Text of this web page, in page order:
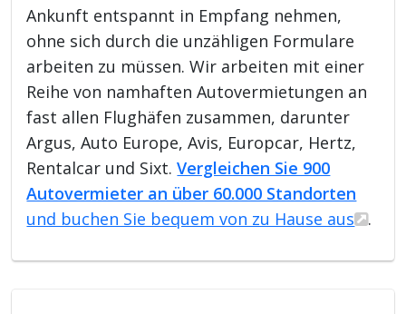
Ankunft entspannt in Empfang nehmen,
ohne sich durch die unzähligen Formulare
arbeiten zu müssen. Wir arbeiten mit einer
Reihe von namhaften Autovermietungen an
fast allen Flughäfen zusammen, darunter
Argus, Auto Europe, Avis, Europcar, Hertz,
Rentalcar und Sixt.Vergleichen Sie 900
Autovermieter an über 60.000 Standorten
und buchen Sie bequem von zu Hause aus
.